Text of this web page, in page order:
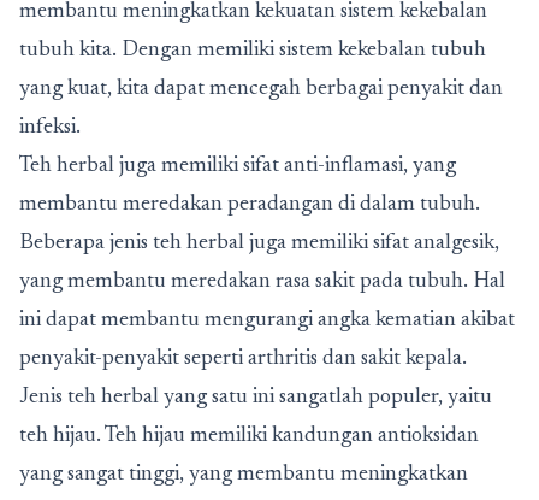
membantu meningkatkan kekuatan sistem kekebalan
tubuh kita. Dengan memiliki sistem kekebalan tubuh
yang kuat, kita dapat mencegah berbagai penyakit dan
infeksi.
Teh herbal juga memiliki sifat anti-inflamasi, yang
membantu meredakan peradangan di dalam tubuh.
Beberapa jenis teh herbal juga memiliki sifat analgesik,
yang membantu meredakan rasa sakit pada tubuh. Hal
ini dapat membantu mengurangi angka kematian akibat
penyakit-penyakit seperti arthritis dan sakit kepala.
Jenis teh herbal yang satu ini sangatlah populer, yaitu
teh hijau. Teh hijau memiliki kandungan antioksidan
yang sangat tinggi, yang membantu meningkatkan